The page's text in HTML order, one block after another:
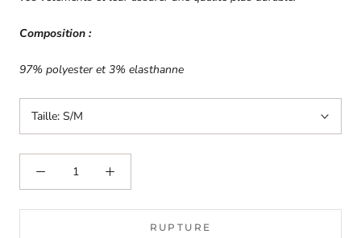
Composition :
97% polyester et 3% elasthanne
Taille: S/M
RUPTURE